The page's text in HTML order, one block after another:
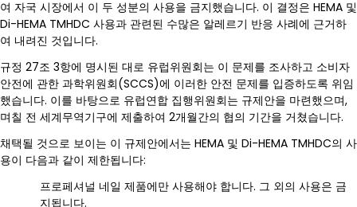
여 자국 시장에서 이 두 성분의 사용을 금지했습니다. 이 결정은 HEMA 및
Di-HEMA TMHDC 사용과 관련된 수많은 알레르기 반응 사례에 근거하
여 내려진 것입니다.
규정 27조 3항에 명시된 대로 유럽위원회는 이 문제를 조사하고 소비자
안전에 관한 과학위원회(SCCS)에 이러한 안전 문제를 입증하도록 위임
했습니다. 이를 바탕으로 유럽연합 집행위원회는 규제안을 마련했으며,
며칠 전 세계무역기구에 제출하여 2개월간의 협의 기간을 거쳤습니다.
채택될 것으로 보이는 이 규제안에서는 HEMA 및 Di-HEMA TMHDC의 사
용이 다음과 같이 제한됩니다:
프로페셔널 네일 제품에만 사용해야 합니다. 그 외의 사용은 금
지됩니다.